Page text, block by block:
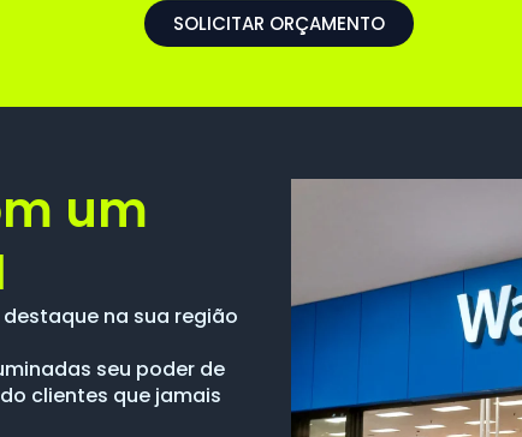
SOLICITAR ORÇAMENTO
um
na sua região
seu poder de
clientes que jamais